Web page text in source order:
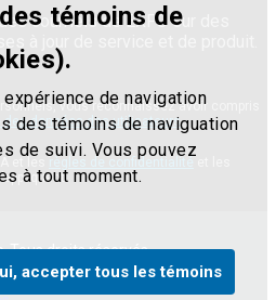
témoins de
de navigation
des témoins de naviguation
de suivi. Vous pouvez
à tout moment.
accepter tous les témoins
courriels de EXFO sur des
vous reconnaissez avoir compris
des données des utilisateurs.
et les règles de confidentialité
Tous droits réservés.
Déclaration de confidentialité